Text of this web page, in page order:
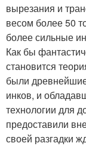
вырезания и
весом более 50
более сильные
Как бы
становится
были
инков, и
технологии для
предоставили
своей разгадки